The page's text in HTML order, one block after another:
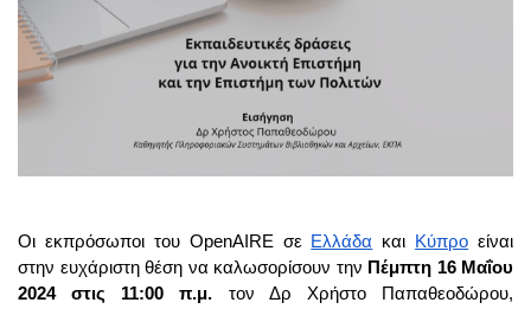
Οι εκπρόσωποι του OpenAIRE σε Ελλάδα και Κύπρο είναι
στην ευχάριστη θέση να καλωσορίσουν την
2024 στις 11:00 π.μ. τον Δρ Χρήστο Παπαθεοδώρου,